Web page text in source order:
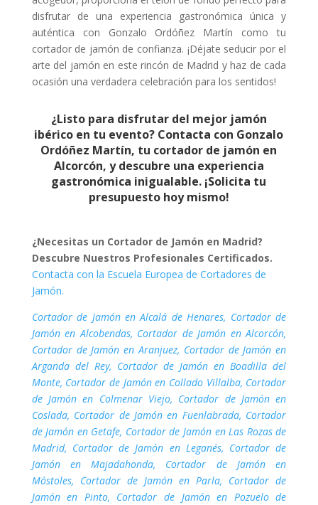
disfrutar de una experiencia gastronómica única y
auténtica con Gonzalo Ordóñez Martín como tu
cortador de jamón de confianza. ¡Déjate seducir por el
arte del jamón en este rincón de Madrid y haz de cada
ocasión una verdadera celebración para los sentidos!
¿Listo para disfrutar del mejor jamón
ibérico en tu evento? Contacta con Gonzalo
Ordóñez Martín, tu cortador de jamón en
Alcorcón, y descubre una experiencia
gastronómica inigualable. ¡Solicita tu
presupuesto hoy mismo!
¿Necesitas un Cortador de Jamón en Madrid?
Descubre Nuestros Profesionales Certificados.
Contacta con la Escuela Europea de Cortadores de
Jamón.
Cortador de Jamón en Alcalá de Henares, Cortador de
Jamón en Alcobendas, Cortador de Jamón en Alcorcón,
Cortador de Jamón en Aranjuez, Cortador de Jamón en
Arganda del Rey, Cortador de Jamón en Boadilla del
Monte, Cortador de Jamón en Collado Villalba, Cortador
de Jamón en Colmenar Viejo, Cortador de Jamón en
Coslada, Cortador de Jamón en Fuenlabrada, Cortador
de Jamón en Getafe, Cortador de Jamón en Las Rozas de
Madrid, Cortador de Jamón en Leganés, Cortador de
Jamón en Majadahonda, Cortador de Jamón en
Móstoles, Cortador de Jamón en Parla, Cortador de
Jamón en Pinto, Cortador de Jamón en Pozuelo de